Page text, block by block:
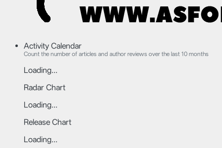
Activity Calendar
Count the number of articles and author reviews over the last 10 months
Loading...
Radar Chart
Loading...
Release Chart
Loading...